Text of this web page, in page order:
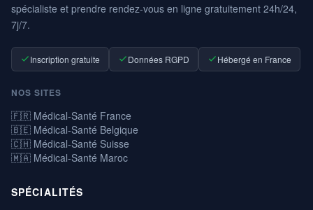
spécialiste et prendre rendez-vous en ligne gratuitement 24h/24,
7j/7.
Inscription gratuite Données RGPD Hébergé en France
NOS SITES
🇫🇷 Médical-Santé France
🇧🇪 Médical-Santé Belgique
🇨🇭 Médical-Santé Suisse
🇲🇦 Médical-Santé Maroc
SPÉCIALITÉS